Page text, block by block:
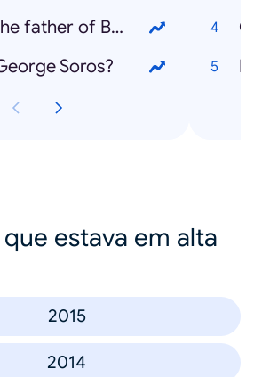
Who is the father of Bridget Jones' baby?
Soros?
estava em alta
2015
2014